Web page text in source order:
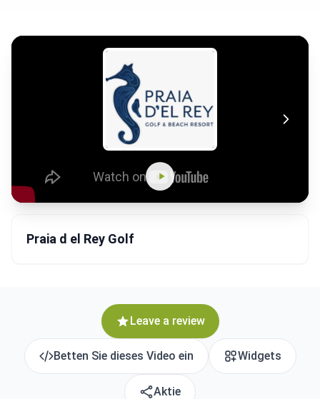
Praia d el Rey Golf
Leave a review
Betten Sie dieses Video ein Widgets
Aktie